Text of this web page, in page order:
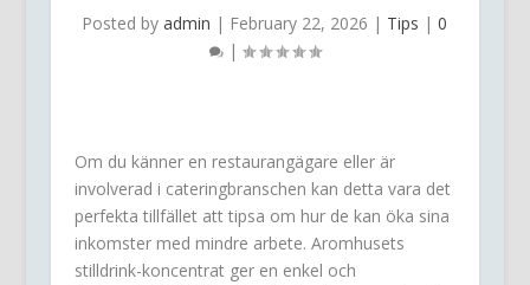
Posted byadmin | February 22, 2026 | Tips |0
|
Om du känner en restaurangägare eller är
involverad i cateringbranschen kan detta vara det
perfekta tillfället att tipsa om hur de kan öka sina
inkomster med mindre arbete. Aromhusets
stilldrink-koncentrat ger en enkel och